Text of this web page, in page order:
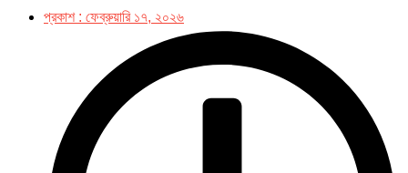
প্রকাশ : ফেব্রুয়ারি ১৭, ২০২৬